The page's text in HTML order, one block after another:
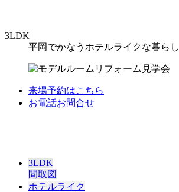
3LDK
平岡でかなうホテルライクな暮らし
来場予約はこちら
お電話お問合せ
3LDK
間取図
ホテルライク